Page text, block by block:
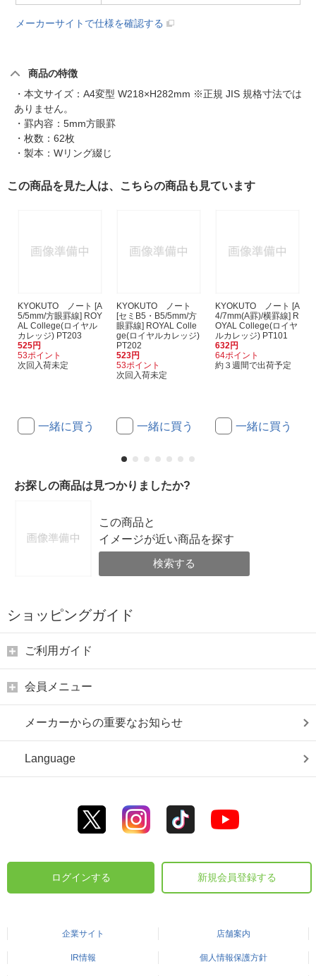
メーカーサイトで仕様を確認する
商品の特徴
・本文サイズ：A4変型 W218×H282mm ※正規 JIS 規格寸法では
ありません。
・罫内容：5mm方眼罫
・枚数：62枚
・製本：Wリング綴じ
この商品を見た人は、こちらの商品も見ています
KYOKUTO ノート [A
5/5mm/方眼罫線] ROY
AL College(ロイヤル
カレッジ) PT203
525円
53ポイント
次回入荷未定
一緒に買う
KYOKUTO ノート
[セミB5・B5/5mm/方
眼罫線] ROYAL Colle
ge(ロイヤルカレッジ)
PT202
523円
53ポイント
次回入荷未定
一緒に買う
KYOKUTO ノート [A
4/7mm(A罫)/横罫線] R
OYAL College(ロイヤ
ルカレッジ) PT101
632円
64ポイント
約３週間で出荷予定
一緒に買う
お探しの商品は見つかりましたか?
この商品と
イメージが近い商品を探す
検索する
ショッピングガイド
ご利用ガイド
会員メニュー
メーカーからの重要なお知らせ
Language
ログインする 新規会員登録する
企業サイト 店舗案内
IR情報 個人情報保護方針